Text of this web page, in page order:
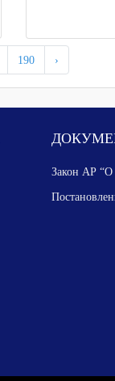
190 ›
Закон АР “О